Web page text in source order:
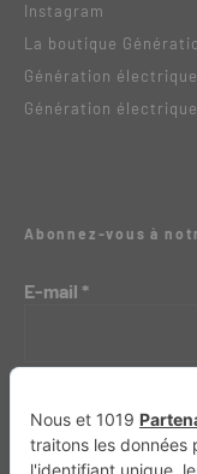
Instagram
La boutique
Génération
Génération
Abonnez-vous à
E-mail *